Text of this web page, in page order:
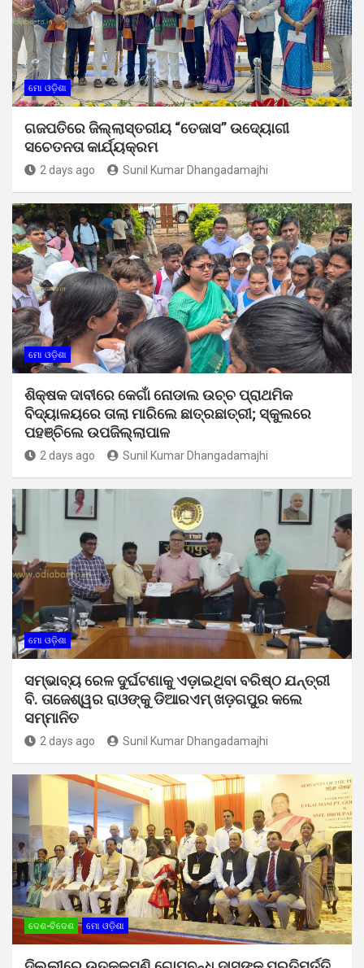
ମୋ ଓଡ଼ିଶା
ଗଜପତିରେ ଜିଲ୍ଲାସ୍ତରୀୟ “ତେଜାସ” ଉଦ୍ୟୋଗୀ
ସଚେତନତା କାର୍ଯ୍ୟକ୍ରମ
2 days ago Sunil Kumar Dhangadamajhi
ମୋ ଓଡ଼ିଶା
ଶିକ୍ଷକ ଦାବୀରେ କେଗାଁ ନୋଡାଲ ଉଚ୍ଚ ପ୍ରାଥମିକ
ବିଦ୍ୟାଳୟରେ ତାଲା ମାରିଲେ ଛାତ୍ରଛାତ୍ରୀ; ସ୍କୁଲରେ
ପହଞ୍ଚିଲେ ଉପଜିଲ୍ଲାପାଳ
2 days ago Sunil Kumar Dhangadamajhi
ମୋ ଓଡ଼ିଶା
ସମ୍ଭାବ୍ୟ ରେଳ ଦୁର୍ଘଟଣାକୁ ଏଡ଼ାଇଥିବା ବରିଷ୍ଠ ଯନ୍ତ୍ରୀ
ବି. ତାଜେଶ୍ୱର ରାଓଙ୍କୁ ଡିଆରଏମ୍ ଖଡ଼ଗପୁର କଲେ
ସମ୍ମାନିତ
2 days ago Sunil Kumar Dhangadamajhi
ଦେଶ-ବିଦେଶ ମୋ ଓଡ଼ିଶା